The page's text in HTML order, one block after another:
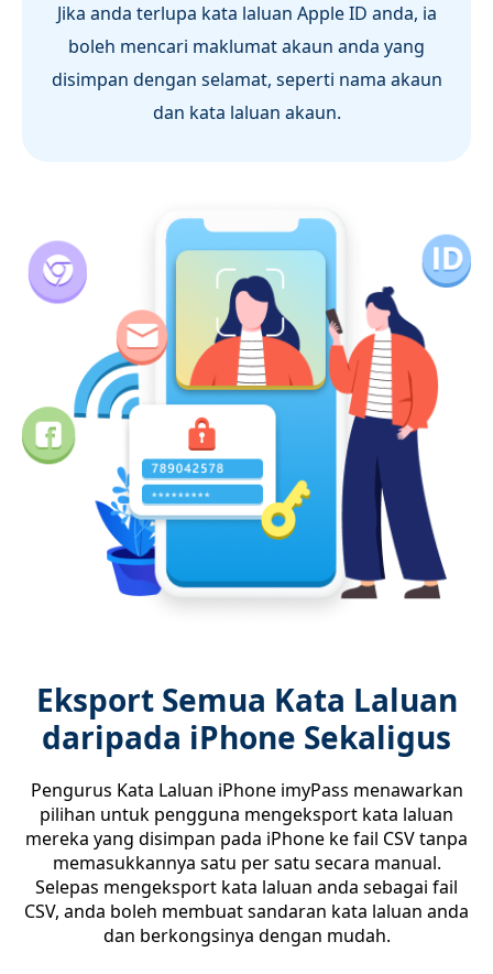
Jika anda terlupa kata laluan Apple ID anda, ia
boleh mencari maklumat akaun anda yang
disimpan dengan selamat, seperti nama akaun
dan kata laluan akaun.
Eksport Semua Kata Laluan
daripada iPhone Sekaligus
Pengurus Kata Laluan iPhone imyPass menawarkan
pilihan untuk pengguna mengeksport kata laluan
mereka yang disimpan pada iPhone ke fail CSV tanpa
memasukkannya satu per satu secara manual.
Selepas mengeksport kata laluan anda sebagai fail
CSV, anda boleh membuat sandaran kata laluan anda
dan berkongsinya dengan mudah.